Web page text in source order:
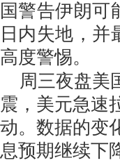
国警告伊朗可
日内失地，并
高度警惕。
周三夜盘美
震，美元急速
动。数据的变
息预期继续下